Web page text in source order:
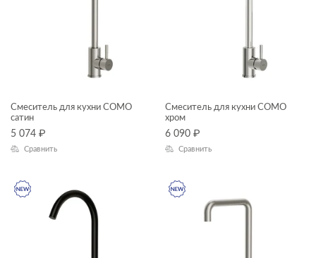
душевое оборудование
инсталляции и комплекты
мебель для ванной
унитазы, биде, писсуары
ТИП ПРОДУКТА
душевая система
Смеситель для кухни COMO
сатин
5 074 ₽
Сравнить
Смеситель для кухни COMO
хром
6 090 ₽
Сравнить